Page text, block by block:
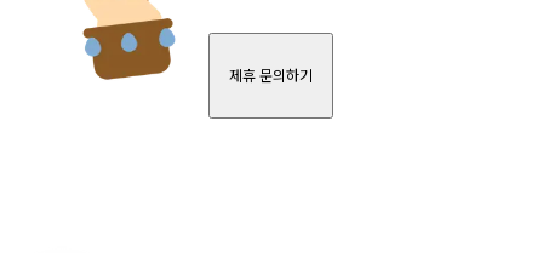
제휴 문의하기